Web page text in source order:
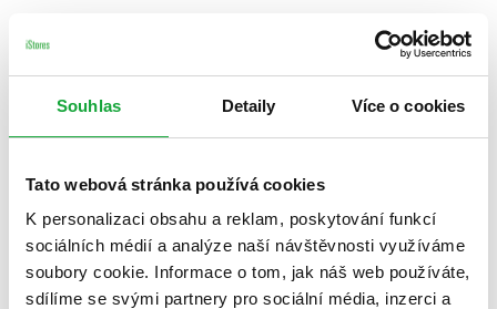
Souhlas Detaily Více o cookies
Tato webová stránka používá cookies
K personalizaci obsahu a reklam, poskytování funkcí
sociálních médií a analýze naší návštěvnosti využíváme
soubory cookie. Informace o tom, jak náš web používáte,
sdílíme se svými partnery pro sociální média, inzerci a